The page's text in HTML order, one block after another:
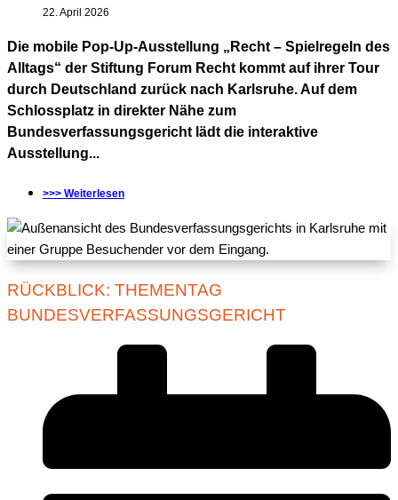
22. April 2026
Die mobile Pop-Up-Ausstellung „Recht – Spielregeln des
Alltags“ der Stiftung Forum Recht kommt auf ihrer Tour
durch Deutschland zurück nach Karlsruhe. Auf dem
Schlossplatz in direkter Nähe zum
Bundesverfassungsgericht lädt die interaktive
Ausstellung...
>>> Weiterlesen
RÜCKBLICK: THEMENTAG
BUNDESVERFASSUNGSGERICHT